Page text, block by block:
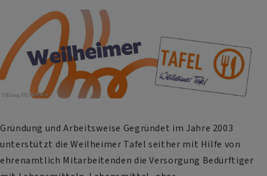
Gründung und Arbeitsweise Gegründet im Jahre 2003
unterstützt die Weilheimer Tafel seither mit Hilfe von
ehrenamtlich Mitarbeitenden die Versorgung Bedürftiger